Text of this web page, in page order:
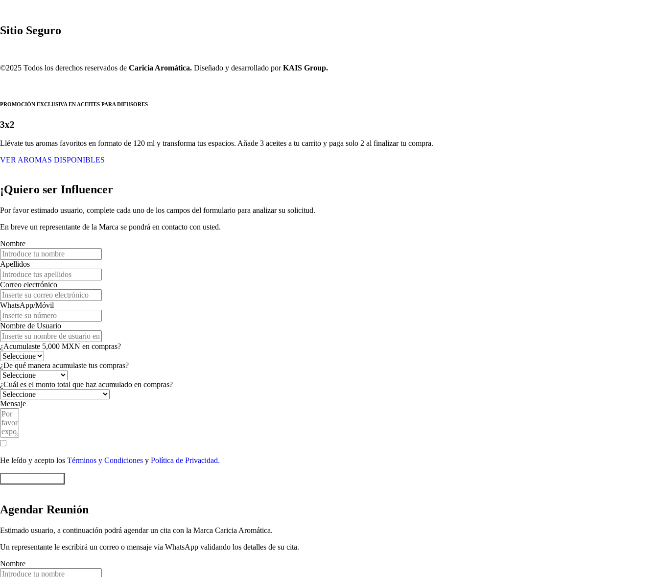
Sitio Seguro
©2025 Todos los derechos reservados de Caricia Aromática. Diseñado y desarrollado porKAIS Group.
PROMOCIÓN EXCLUSIVA EN ACEITES PARA DIFUSORES
3x2
Llévate tus aromas favoritos en formato de 120 ml y transforma tus espacios. Añade 3 aceites a tu carrito y paga solo 2 al finalizar tu compra.
VER AROMAS DISPONIBLES
¡Quiero ser Influencer
Por favor estimado usuario, complete cada uno de los campos del formulario para analizar su solicitud.
En breve un representante de la Marca se pondrá en contacto con usted.
Nombre
Apellidos
Correo electrónico
WhatsApp/Móvil
Nombre de Usuario
¿Acumulaste 5,000 MXN en compras?
¿De qué manera acumulaste tus compras?
¿Cuál es el monto total que haz acumulado en compras?
Mensaje
He leído y acepto los Términos y Condiciones y Política de Privacidad.
Agendar Reunión
Estimado usuario, a continuación podrá agendar un cita con la Marca Caricia Aromática.
Un representante le escribirá un correo o mensaje vía WhatsApp validando los detalles de su cita.
Nombre